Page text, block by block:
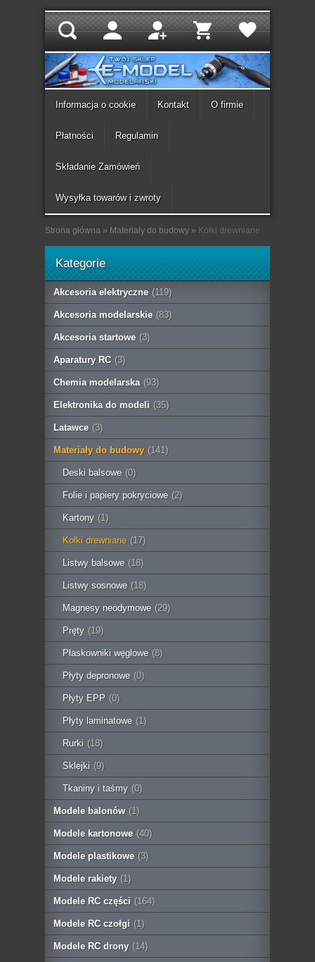
Informacja o cookie Kontakt O firmie
Płatności Regulamin
Składanie Zamówień
Wysyłka towarów i zwroty
Strona główna » Materiały do budowy » Kołki drewniane
Kategorie
Akcesoria elektryczne (119)
Akcesoria modelarskie (83)
Akcesoria startowe (3)
Aparatury RC (3)
Chemia modelarska (93)
Elektronika do modeli (35)
Latawce (3)
Materiały do budowy (141)
Deski balsowe (0)
Folie i papiery pokryciowe (2)
Kartony (1)
Kołki drewniane (17)
Listwy balsowe (18)
Listwy sosnowe (18)
Magnesy neodymowe (29)
Pręty (19)
Płaskowniki węglowe (8)
Płyty depronowe (0)
Płyty EPP (0)
Płyty laminatowe (1)
Rurki (18)
Sklejki (9)
Tkaniny i taśmy (0)
Modele balonów (1)
Modele kartonowe (40)
Modele plastikowe (3)
Modele rakiety (1)
Modele RC części (164)
Modele RC czołgi (1)
Modele RC drony (14)